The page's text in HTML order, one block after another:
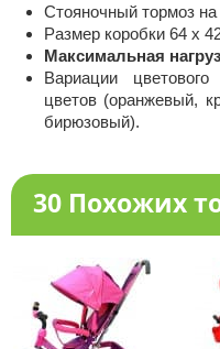
Стояночный тормоз
Размер коробки 64 x
Максимальная
Вариации
цветов (оранжевый,
бирюзовый).
30 Похожих